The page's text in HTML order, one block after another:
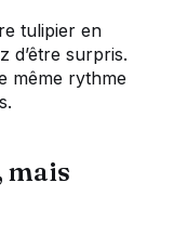
tulipier en
d’être surpris.
même rythme
mais